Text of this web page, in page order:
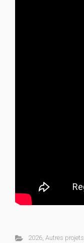
2026, Autres projets